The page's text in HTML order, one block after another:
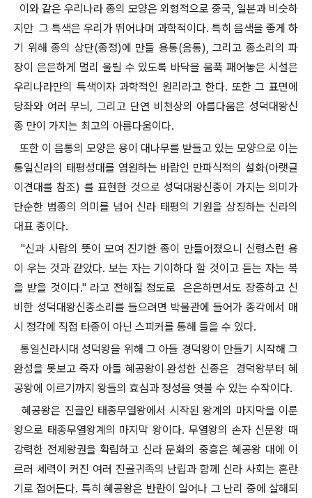
이와 같은 우리나라 종의 모양은 외형적으로 중국, 일본과 비슷하
지만 그 특색은 우리가 뛰어나며 과학적이다. 특히 음색을 좋게 하
기 위해 종의 상단(종정)에 만들 용통(음통), 그리고 종소리의 파
장이 은은하게 멀리 울릴 수 있도록 바닥을 움푹 패어놓은 시설은
우리나라만의 특색이자 과학적인 원리라고 한다. 또한 그 표면에
당좌와 여러 무늬, 그리고 단연 비천상의 아름다움은 성덕대왕신
종 만이 가지는 최고의 아름다움이다.
또한 이 음통의 모양은 용이 대나무를 받들고 있는 모양으로 이는
통일신라의 태평성대를 염원하는 바람인 만파식적의 설화(아랫글
이견대를 참조) 를 표현한 것으로 성덕대왕신종이 가지는 의미가
단순한 범종의 의미를 넘어 신라 태평의 기원을 상징하는 신라의
대표 종이다.
"신과 사람의 뜻이 모여 진기한 종이 만들어졌으니 신령스런 용
이 우는 것과 같았다. 보는 자는 기이하다 할 것이고 듣는 자는 복
을 받을 것이다." 라고 전해질 정도로 은은하면서도 장중하고 신
비한 성덕대왕신종소리를 들으려면 박물관에 들어가 종각에서 매
시 정각에 직접 타종이 아닌 스피커를 통해 들을 수 있다.
통일신라시대 성덕왕을 위해 그 아들 경덕왕이 만들기 시작해 그
완성을 못보고 죽자 아들 혜공왕이 완성한 신종은 경덕왕부터 혜
공왕에 이르기까지 왕들의 효심과 정성을 엿볼 수 있는 수작이다.
혜공왕은 진골인 태종무열왕에서 시작된 왕계의 마지막을 이룬
왕으로 태종무열왕계의 마지막 왕이다. 무열왕의 손자 신문왕 때
강력한 전제왕권을 확립하고 신라 문화의 중흥은 혜공왕 대에 이
르러 세력이 커진 여러 진골귀족의 난립과 함께 신라 사회는 혼란
기로 접어든다. 특히 혜공왕은 반란이 일어나 그 난리 중에 살해되